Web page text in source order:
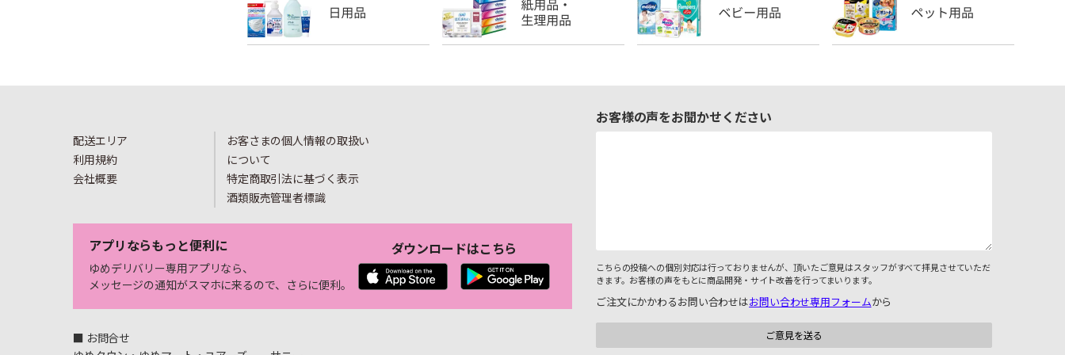
配送エリア
利用規約
会社概要
お客さまの個人情報の取扱い
について
特定商取引法に基づく表示
酒類販売管理者標識
アプリならもっと便利に
ゆめデリバリー専用アプリなら、
メッセージの通知がスマホに来るので、さらに便利。
ダウンロードはこちら
■ お問合せ
お客様の声をお聞かせください
こちらの投稿への個別対応は行っておりませんが、頂いたご意見はスタッフがすべて拝見させていただ
きます。お客様の声をもとに商品開発・サイト改善を行ってまいります。
ご注文にかかわるお問い合わせはお問い合わせ専用フォームから